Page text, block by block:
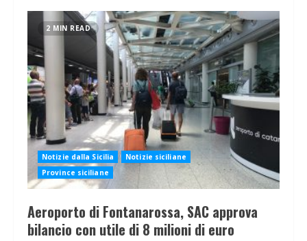
2 MIN READ
Notizie dalla Sicilia
Notizie siciliane
Province siciliane
Aeroporto di Fontanarossa, SAC approva
bilancio con utile di 8 milioni di euro